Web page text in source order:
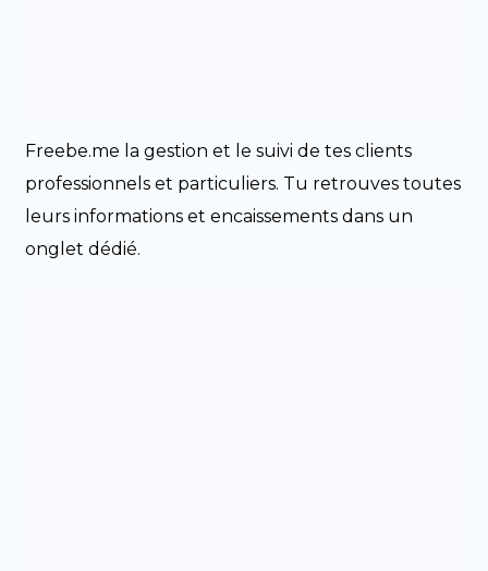
Freebe.me la gestion et le suivi de tes clients
professionnels et particuliers. Tu retrouves toutes
leurs informations et encaissements dans un
onglet dédié.